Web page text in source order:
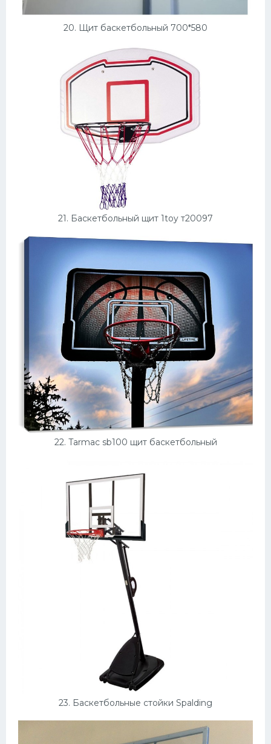
20. Щит баскетбольный 700*580
21. Баскетбольный щит 1toy т20097
22. Tarmac sb100 щит баскетбольный
23. Баскетбольные стойки Spalding